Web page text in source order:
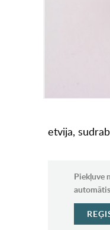
etvija,
Piekļuve